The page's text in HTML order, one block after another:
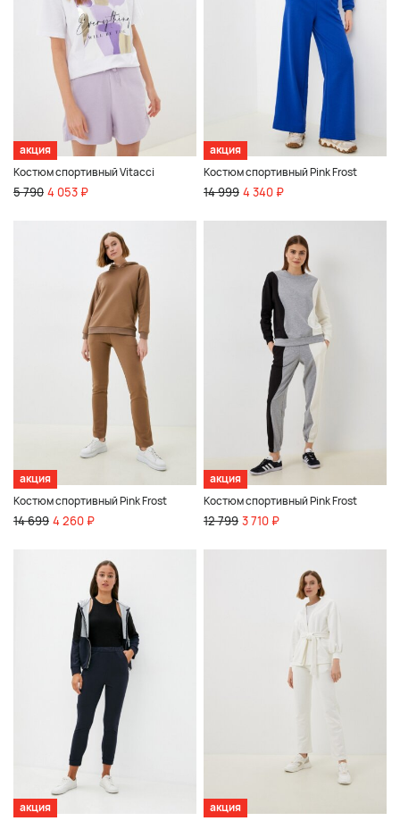
акция
Костюм спортивный Vitacci
5 790 4 053 ₽
акция
Костюм спортивный Pink Frost
14 999 4 340 ₽
акция
Костюм спортивный Pink Frost
14 699 4 260 ₽
акция
Костюм спортивный Pink Frost
12 799 3 710 ₽
акция
акция